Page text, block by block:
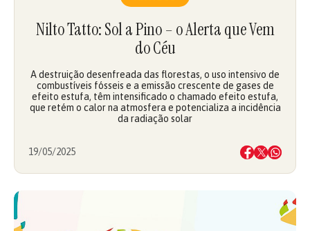
Nilto Tatto: Sol a Pino – o Alerta que Vem
do Céu
A destruição desenfreada das florestas, o uso intensivo de
combustíveis fósseis e a emissão crescente de gases de
efeito estufa, têm intensificado o chamado efeito estufa,
que retém o calor na atmosfera e potencializa a incidência
da radiação solar
19/05/2025